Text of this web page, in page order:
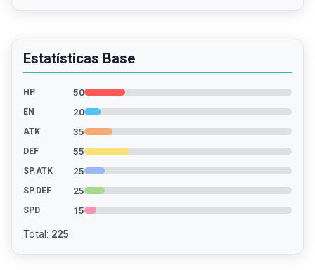
Estatísticas Base
HP 50
EN 20
ATK 35
DEF 55
SP.ATK 25
SP.DEF 25
SPD 15
Total : 225